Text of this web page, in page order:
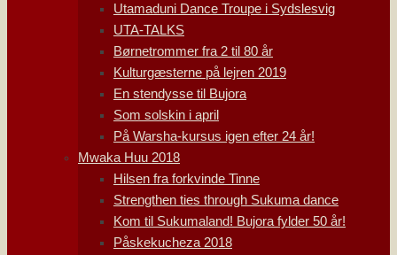
Utamaduni Dance Troupe i Sydslesvig
UTA-TALKS
Børnetrommer fra 2 til 80 år
Kulturgæsterne på lejren 2019
En stendysse til Bujora
Som solskin i april
På Warsha-kursus igen efter 24 år!
Mwaka Huu 2018
Hilsen fra forkvinde Tinne
Strengthen ties through Sukuma dance
Kom til Sukumaland! Bujora fylder 50 år!
Påskekucheza 2018